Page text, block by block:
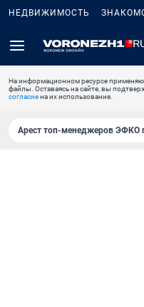
НЕДВИЖИМОСТЬ
На информационном ресурсе
файлы. Оставаясь на сайте, вы
согласиена их использование.
Арест топ-менеджеров ЭФКО